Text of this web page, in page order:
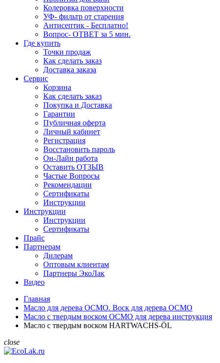
Колеровка поверхности
УФ- фильтр от старения
Антисептик - Бесплатно!
Вопрос- ОТВЕТ за 5 мин.
Где купить
Точки продаж
Как сделать заказ
Доставка заказа
Сервис
Корзина
Как сделать заказ
Покупка и Доставка
Гарантии
Публичная оферта
Личный кабинет
Регистрация
Восстановить пароль
Он-Лайн работа
Оставить ОТЗЫВ
Частые Вопросы
Рекомендации
Сертификаты
Инструкции
Инструкции
Инструкции
Сертификаты
Прайс
Партнерам
Дилерам
Оптовым клиентам
Партнеры ЭкоЛак
Видео
Главная
Масло для дерева ОСМО. Воск для дерева ОСМО
Масло с твердым воском ОСМО для дерева инструкция
Масло с твердым воском HARTWACHS-ÖL
close